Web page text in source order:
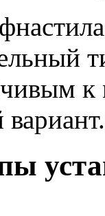
к
вариант.